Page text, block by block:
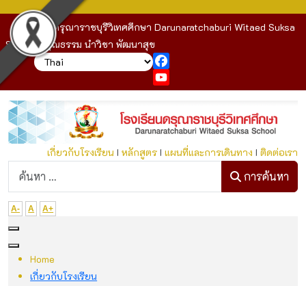
โรงเรียนดรุณาราชบุรีวิเทศศึกษา Darunaratchaburi Witaed Suksa
School : คุณธรรม นำวิชา พัฒนาสุข
YouTube
เกี่ยวกับโรงเรียนI หลักสูตรI แผนที่และการเดินทาง I ติดต่อเรา
ก
การค้นหา
A- A A+
Home
เกี่ยวกับโรงเรียน